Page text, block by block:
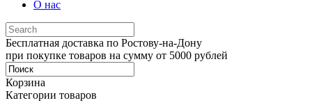
О нас
Бесплатная доставка по Ростову-на-Дону
при покупке товаров на сумму от 5000 рублей
Корзина
Категории товаров